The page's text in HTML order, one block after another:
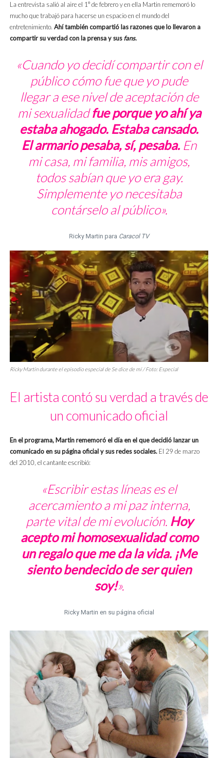
La entrevista salió al aire el 1° de febrero y en ella Martin rememoró lo
mucho que trabajó para hacerse un espacio en el mundo del
entretenimiento. Ahí también compartió las razones que lo llevaron a
compartir su verdad con la prensa y sus fans.
«Cuando yo decidí compartir con el
público cómo fue que yo pude
llegar a ese nivel de aceptación de
mi sexualidadfue porque yo ahí ya
estaba ahogado. Estaba cansado.
El armario pesaba, sí, pesaba. En
mi casa, mi familia, mis amigos,
todos sabían que yo era gay.
Simplemente yo necesitaba
contárselo al público».
Ricky Martin para Caracol TV
Ricky Martin durante el episodio especial de Se dice de mí / Foto: Especial
El artista contó su verdad a través de
un comunicado oficial
En el programa, Martin rememoró el día en el que decidió lanzar un
comunicado en su página oficial y sus redes sociales. El 29 de marzo
del 2010, el cantante escribió:
«Escribir estas líneas es el
acercamiento a mi paz interna,
parte vital de mi evolución. Hoy
acepto mi homosexualidad como
un regalo que me da la vida. ¡Me
siento bendecido de ser quien
soy!».
Ricky Martin en su página oficial